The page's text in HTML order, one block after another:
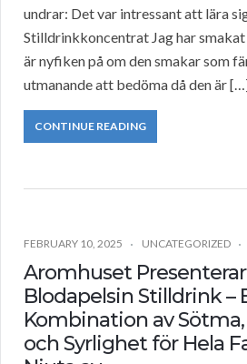
undrar: Det var intressant att lära
Stilldrinkkoncentrat Jag har
är nyfiken på om den smakar som
utmanande att bedöma då den är
CONTINUE READING
FEBRUARY 10, 2025 UNCATEGORIZED
Aromhuset
Blodapelsin Stilldrink –
Kombination av
och Syrlighet för Hela